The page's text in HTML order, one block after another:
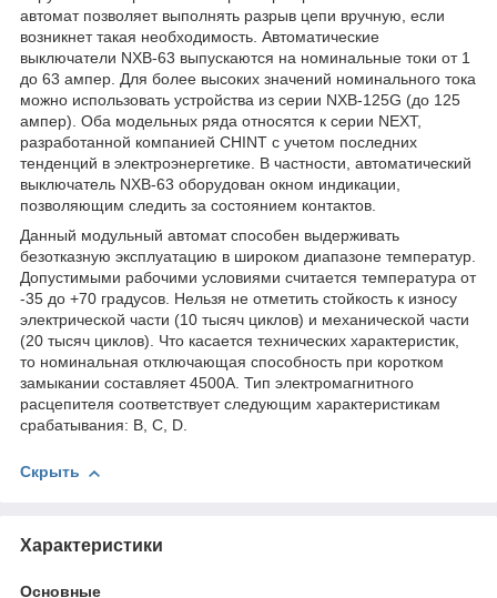
автомат позволяет выполнять разрыв цепи вручную, если
возникнет такая необходимость. Автоматические
выключатели NXB-63 выпускаются на номинальные токи от 1
до 63 ампер. Для более высоких значений номинального тока
можно использовать устройства из серии NXB-125G (до 125
ампер). Оба модельных ряда относятся к серии NEXT,
разработанной компанией CHINT с учетом последних
тенденций в электроэнергетике. В частности, автоматический
выключатель NXB-63 оборудован окном индикации,
позволяющим следить за состоянием контактов.
Данный модульный автомат способен выдерживать
безотказную эксплуатацию в широком диапазоне температур.
Допустимыми рабочими условиями считается температура от
-35 до +70 градусов. Нельзя не отметить стойкость к износу
электрической части (10 тысяч циклов) и механической части
(20 тысяч циклов). Что касается технических характеристик,
то номинальная отключающая способность при коротком
замыкании составляет 4500А. Тип электромагнитного
расцепителя соответствует следующим характеристикам
срабатывания: B, C, D.
Скрыть
Характеристики
Основные